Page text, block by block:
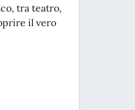
tra teatro,
il vero